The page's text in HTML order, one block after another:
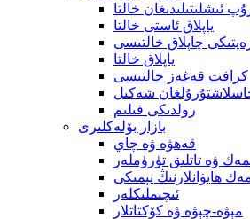
ئىشلىتىلىدىغان خالتا
ياپلاق ئاستى خالتا
چاپلاق خالتىسى
ياپلاق خالتا
كرافت قەغەز خالتىسى
شەكىل
رولدىكى فىلىم
بازار بۆلەكلىرى
قەھۋە ۋە چاي
ۋە تاتلىق تۈرۈملەر
ھايۋانلارنىڭ يېمىكى
ئىچىملىكلەر
مېۋە-چېۋە ۋە كۆكتاتلار